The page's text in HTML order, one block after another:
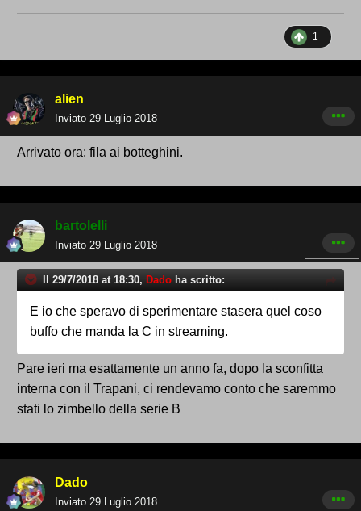
1
alien
Inviato 29 Luglio 2018
Arrivato ora: fila ai botteghini.
bartolelli
Inviato 29 Luglio 2018
Il 29/7/2018 at 18:30, Dado ha scritto:
E io che speravo di sperimentare stasera quel coso
buffo che manda la C in streaming.
Pare ieri ma esattamente un anno fa, dopo la sconfitta
interna con il Trapani, ci rendevamo conto che saremmo
stati lo zimbello della serie B
Dado
Inviato 29 Luglio 2018